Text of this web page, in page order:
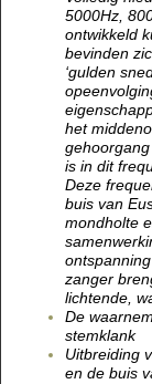
5000Hz,
ontwikkeld
bevinden
‘gulden
het
is in dit
Deze
buis van
mondholte
zanger
lichtende,
De
stemklank
Uitbreiding
en de buis